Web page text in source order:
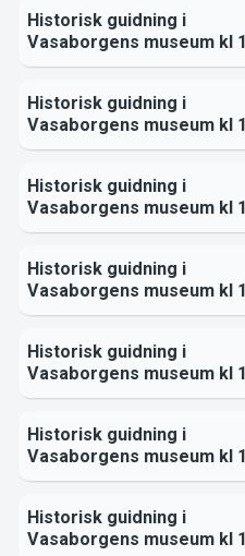
Historisk guidning i
Vasaborgens museum kl
Historisk guidning i
Vasaborgens museum kl
Historisk guidning i
Vasaborgens museum kl
Historisk guidning i
Vasaborgens museum kl
Historisk guidning i
Vasaborgens museum kl
Historisk guidning i
Vasaborgens museum kl
Historisk guidning i
Vasaborgens museum kl